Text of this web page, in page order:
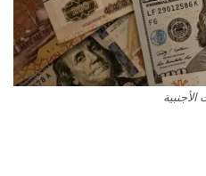
الأجنبية